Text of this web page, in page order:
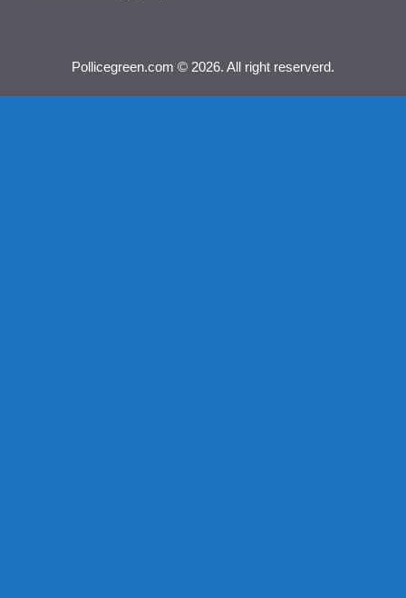
Pollicegreen.com © 2026. All right reserverd.